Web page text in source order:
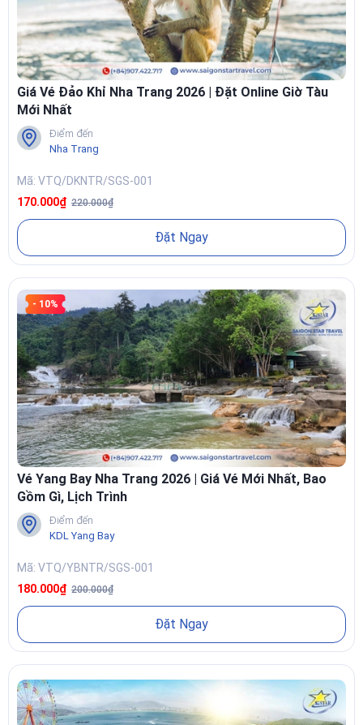
Giá Vé Đảo Khỉ Nha Trang 2026 | Đặt Online Giờ Tàu
Mới Nhất
Điểm đến
Nha Trang
Mã: VTQ/DKNTR/SGS-001
170.000₫ 220.000₫
Đặt Ngay
- 10%
Vé Yang Bay Nha Trang 2026 | Giá Vé Mới Nhất, Bao
Gồm Gì, Lịch Trình
Điểm đến
KDL Yang Bay
Mã: VTQ/YBNTR/SGS-001
180.000₫ 200.000₫
Đặt Ngay